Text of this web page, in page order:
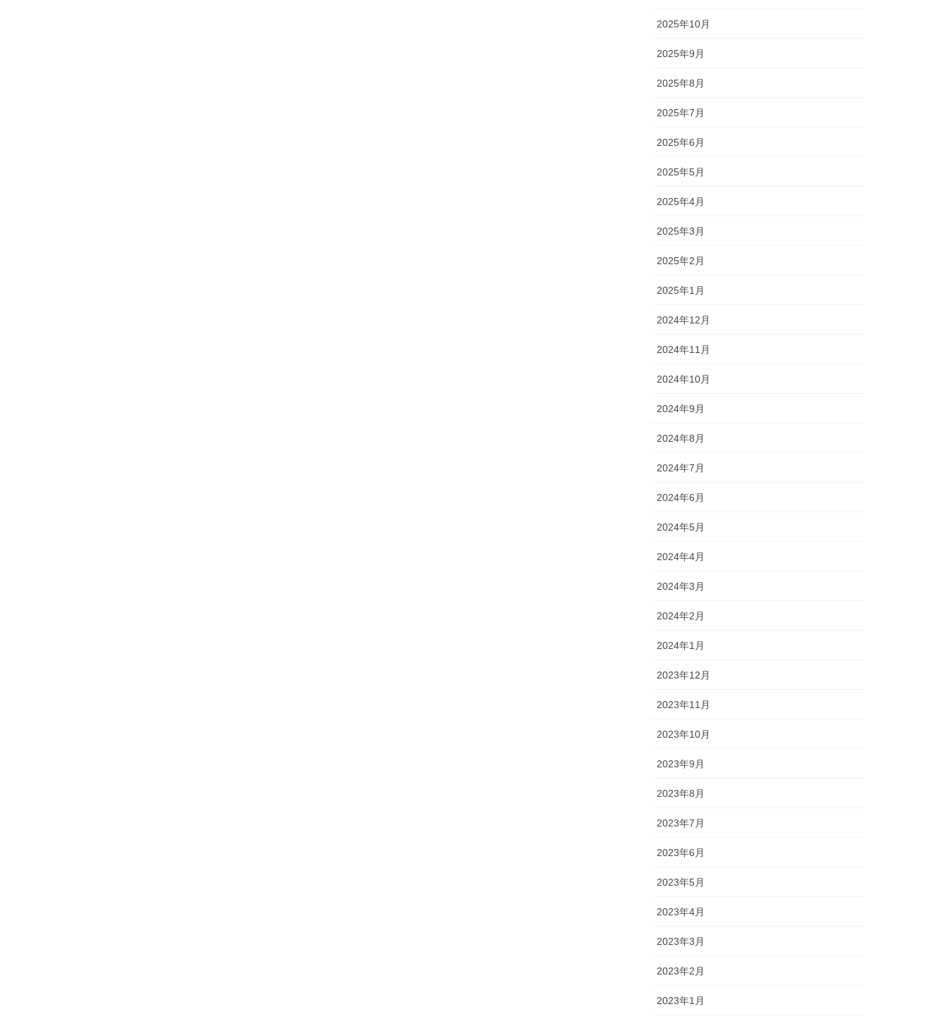
2025年10月
2025年9月
2025年8月
2025年7月
2025年6月
2025年5月
2025年4月
2025年3月
2025年2月
2025年1月
2024年12月
2024年11月
2024年10月
2024年9月
2024年8月
2024年7月
2024年6月
2024年5月
2024年4月
2024年3月
2024年2月
2024年1月
2023年12月
2023年11月
2023年10月
2023年9月
2023年8月
2023年7月
2023年6月
2023年5月
2023年4月
2023年3月
2023年2月
2023年1月